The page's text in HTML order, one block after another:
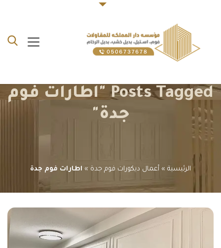
Posts Tagged "اطارات فوم
جدة"
الرئيسية » أعمال ديكورات فوم جدة » اطارات فوم جدة